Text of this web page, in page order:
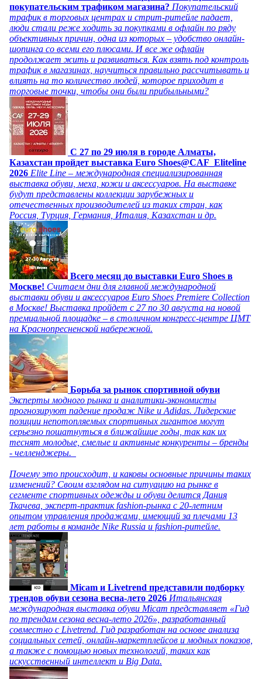
покупательским трафиком магазина? Покупательский
трафик в торговых центрах и стрит-ритейле падает,
люди стали реже ходить за покупками в офлайн по ряду
объективных причин, одна из которых – удобство онлайн-
шопинга со всеми его плюсами. И все же офлайн
продолжает жить и развиваться. Как взять под контроль
трафик в магазинах, научиться правильно рассчитывать и
влиять на то количество людей, которое приходит в
торговые точки, чтобы они были прибыльными?
C 27 по 29 июля в городе Алматы,
Казахстан пройдет выставка Euro Shoes@CAF_Eliteline
2026 Elite Line – международная специализированная
выставка обуви, меха, кожи и аксессуаров. На выставке
будут представлены коллекции зарубежных и
отечественных производителей из таких стран, как
Россия, Турция, Германия, Италия, Казахстан и др.
Всего месяц до выставки Euro Shoes в
Москве! Считаем дни для главной международной
выставки обуви и аксессуаров Euro Shoes Premiere Collection
в Москве! Выставка пройдет с 27 по 30 августа на новой
премиальной площадке – в столичном конгресс-центре ЦМТ
на Краснопресненской набережной.
Борьба за рынок спортивной обуви
Эксперты модного рынка и аналитики-экономисты
прогнозируют падение продаж Nike и Adidas. Лидерские
позиции непотопляемых спортивных гигантов могут
серьезно пошатнуться в ближайшие годы, так как их
теснят молодые, смелые и активные конкуренты – бренды
- челленджеры.
Почему это происходит, и каковы основные причины таких
изменений? Своим взглядом на ситуацию на рынке в
сегменте спортивных одежды и обуви делится Дания
Ткачева, эксперт-практик fashion-рынка с 20-летним
опытом управления продажами, имеющий за плечами 13
лет работы в команде Nike Russia и fashion-ритейле.
Micam и Livetrend представили подборку
трендов обуви сезона весна-лето 2026 Итальянская
международная выставка обуви Micam представляет «Гид
по трендам сезона весна-лето 2026», разработанный
совместно с Livetrend. Гид разработан на основе анализа
социальных сетей, онлайн-маркетплейсов и модных показов,
а также с помощью новых технологий, таких как
искусственный интеллект и Big Data.